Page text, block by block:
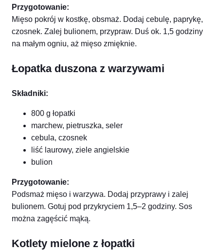
Przygotowanie:
Mięso pokrój w kostkę, obsmaż. Dodaj cebulę, paprykę,
czosnek. Zalej bulionem, przypraw. Duś ok. 1,5 godziny
na małym ogniu, aż mięso zmięknie.
Łopatka duszona z warzywami
Składniki:
800 g łopatki
marchew, pietruszka, seler
cebula, czosnek
liść laurowy, ziele angielskie
bulion
Przygotowanie:
Podsmaż mięso i warzywa. Dodaj przyprawy i zalej
bulionem. Gotuj pod przykryciem 1,5–2 godziny. Sos
można zagęścić mąką.
Kotlety mielone z łopatki